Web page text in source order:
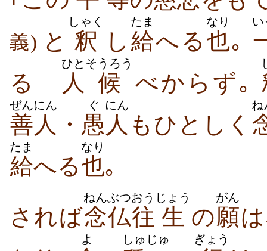
義) と 釈
しゃく
し 給
たま
へる 也
なり
｡
い
るゝ 人
ひと
候
そうろう
べからず｡
善人
ぜんにん
・ 愚
ぐ
人
にん
もひとしく
ね
給
たま
へる也
なり
｡
されば念仏
ねんぶつ
往
おう
生
じょう
の願
がん
よ しゅじゅ ぎょう